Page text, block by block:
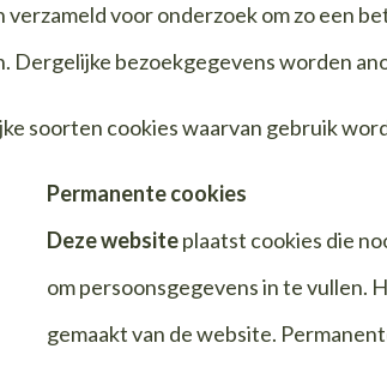
verzameld voor onderzoek om zo een
Dergelijke bezoekgegevens worden
soorten cookies waarvan gebruik
Permanente cookies
Deze websiteplaatst cookies die
om persoonsgegevens in te vullen.
gemaakt van de website.